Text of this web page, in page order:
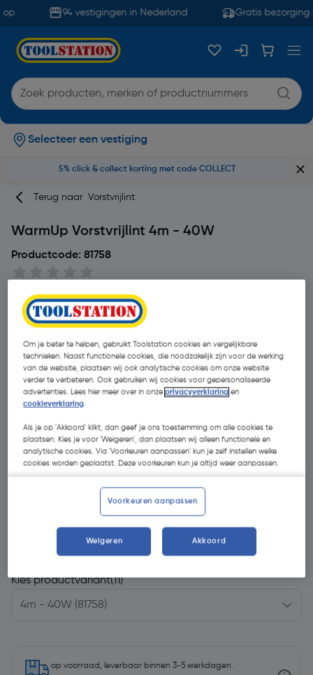
94 vestigingen in Nederland Gratis bezorging
Selecteer een vestiging
5% click & collect korting met code COLLECT
Terug naar Vorstvrijlint
WarmUp Vorstvrijlint 4m - 40W
Productcode: 81758
€ 44,64 | Excl. btw € 36,89
Kies productvariant(11)
op voorraad, leverbaar binnen 3-5 werkdagen.
Om je beter te helpen, gebruikt Toolstation cookies en vergelijkbare
technieken. Naast functionele cookies, die noodzakelijk zijn voor de werking
van de website, plaatsen wij ook analytische cookies om onze website
verder te verbeteren. Ook gebruiken wij cookies voor gepersonaliseerde
advertenties. Lees hier meer over in onzeprivacyverklaring en
cookieverklaring.
Als je op 'Akkoord' klikt, dan geef je ons toestemming om alle cookies te
plaatsen. Kies je voor 'Weigeren', dan plaatsen wij alleen functionele en
analytische cookies. Via 'Voorkeuren aanpassen' kun je zelf instellen welke
cookies worden geplaatst. Deze voorkeuren kun je altijd weer aanpassen.
Voorkeuren aanpassen
Weigeren Akkoord